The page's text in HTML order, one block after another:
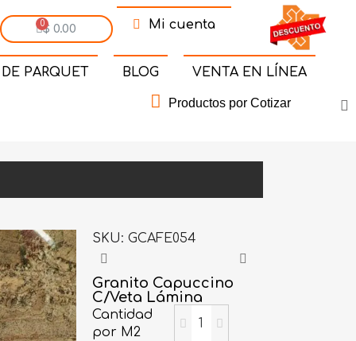
$ 0.00 Mi cuenta
PARQUET BLOG VENTA EN LÍNEA
Productos por Cotizar
SKU GCAFE054
Granito Capuccino
C/Veta Lámina
Cantidad
por M2